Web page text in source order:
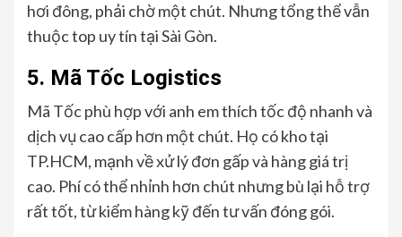
hơi đông, phải chờ một chút. Nhưng tổng thể vẫn
thuộc top uy tín tại Sài Gòn.
5. Mã Tốc Logistics
Mã Tốc phù hợp với anh em thích tốc độ nhanh và
dịch vụ cao cấp hơn một chút. Họ có kho tại
TP.HCM, mạnh về xử lý đơn gấp và hàng giá trị
cao. Phí có thể nhỉnh hơn chút nhưng bù lại hỗ trợ
rất tốt, từ kiểm hàng kỹ đến tư vấn đóng gói.